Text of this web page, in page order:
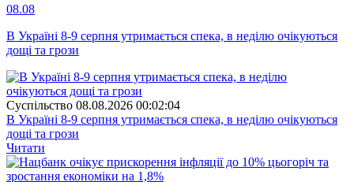
08.08
В Україні 8-9 серпня утримається спека, в неділю очікуються
дощі та грози
Суспiльство 08.08.2026 00:02:04
В Україні 8-9 серпня утримається спека, в неділю очікуються
дощі та грози
Читати